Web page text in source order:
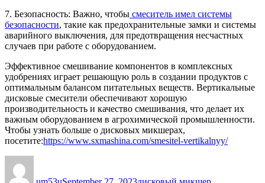
7. Безопасность: Важно, чтобы смеситель имел системы
безопасности, такие как предохранительные замки и системы
аварийного выключения, для предотвращения несчастных
случаев при работе с оборудованием.
Эффективное смешивание компонентов в комплексных
удобрениях играет решающую роль в создании продуктов с
оптимальным балансом питательных веществ. Вертикальные
дисковые смесители обеспечивают хорошую
производительность и качество смешивания, что делает их
важным оборудованием в агрохимической промышленности.
Чтобы узнать больше о дисковых микшерах,
посетите:https://www.sxmashina.com/smesitel-vertikalnyy/